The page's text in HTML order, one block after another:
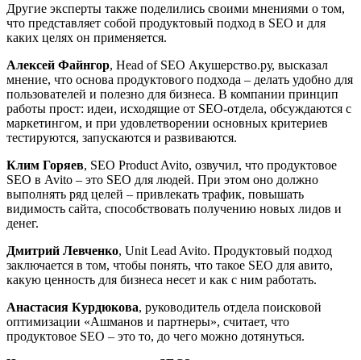
Другие эксперты также поделились своими мнениями о том,
что представляет собой продуктовый подход в SEO и для
каких целях он применяется.
Алексей Файнгор, Head of SEO Акушерство.ру, высказал
мнение, что основа продуктового подхода – делать удобно для
пользователей и полезно для бизнеса. В компании принцип
работы прост: идеи, исходящие от SEO-отдела, обсуждаются с
маркетингом, и при удовлетворении основных критериев
тестируются, запускаются и развиваются.
Клим Горяев, SEO Product Avito, озвучил, что продуктовое
SEO в Avito – это SEO для людей. При этом оно должно
выполнять ряд целей – привлекать трафик, повышать
видимость сайта, способствовать получению новых лидов и
денег.
Дмитрий Левченко, Unit Lead Avito. Продуктовый подход
заключается в том, чтобы понять, что такое SEO для авито,
какую ценность для бизнеса несет и как с ним работать.
Анастасия Курдюкова, руководитель отдела поисковой
оптимизации «Ашманов и партнеры», считает, что
продуктовое SEO – это то, до чего можно дотянуться.